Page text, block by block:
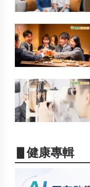
▋健康專輯